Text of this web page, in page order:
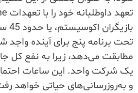
تحت برنامه پنج برای آینده واجد
مطابقت می‌دهد، زیرا به نفع کل
یک شرکت واحد. این ساعات
و به‌روزرسانی‌های حیاتی خواهد